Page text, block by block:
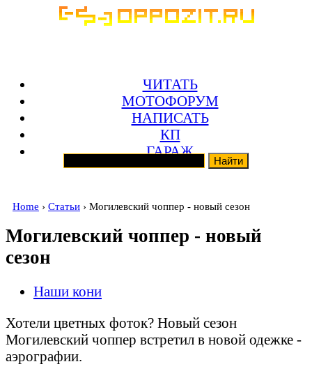
ЧИТАТЬ
МОТОФОРУМ
НАПИСАТЬ
КП
ГАРАЖ
Home › Статьи › Могилевский чоппер - новый сезон
Могилевский чоппер - новый
сезон
Наши кони
Хотели цветных фоток? Новый сезон
Могилевский чоппер встретил в новой одежке -
аэрографии.